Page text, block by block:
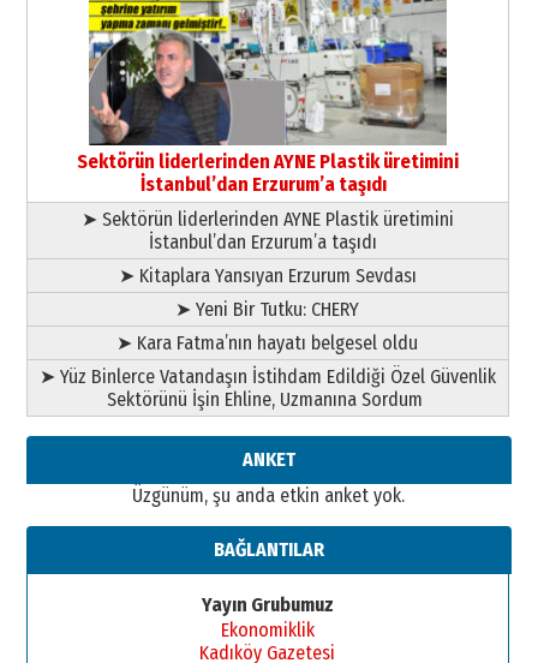
Murat Şahsuvaroğlu ERKON’da
çıtayı yukarı taşırken,
yönetimdekiler aşağı
çekmemeli!
17 Şubat 2026 SalıOrhan BOZKURT
Bir fotoğraf, bir şehir, bir
gazeteci… Dizginler kimin
elinde?
A. Berhan Yılmaz
BİR BÖLÜM DEĞİL, BİR ÖMÜR
SEÇİYORSUNUZ… “NEDEN
ATATÜRK ÜNİVERSİTESİ?”
28 Temmuz 2026 Salı
Ahmet Gökhan YAZICI
Ahmed Yesevi’den bir Alperen…
”Reisimiz” idi… Hakka yürüdü.!
26 Mart 2026 Perşembe
gönül adamı Faruk Terzioğlu!
bir vizyon proje daha!
02 Ağustos 2026 Pazar
Sektörün liderlerinden AYNE Plastik üretimini
İstanbul’dan Erzurum’a taşıdı
➤ Sektörün liderlerinden AYNE Plastik üretimini
İstanbul’dan Erzurum’a taşıdı
➤ Kitaplara Yansıyan Erzurum Sevdası
➤ Yeni Bir Tutku: CHERY
➤ Kara Fatma’nın hayatı belgesel oldu
➤ Yüz Binlerce Vatandaşın İstihdam Edildiği Özel Güvenlik
Sektörünü İşin Ehline, Uzmanına Sordum
ANKET
Üzgünüm, şu anda etkin anket yok.
BAĞLANTILAR
Yayın Grubumuz
Ekonomiklik
Kadıköy Gazetesi